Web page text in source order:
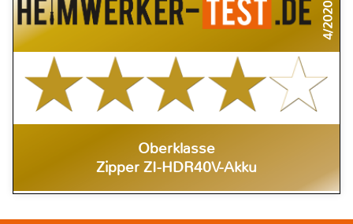
4/2020
Oberklasse
Zipper ZI-HDR40V-Akku